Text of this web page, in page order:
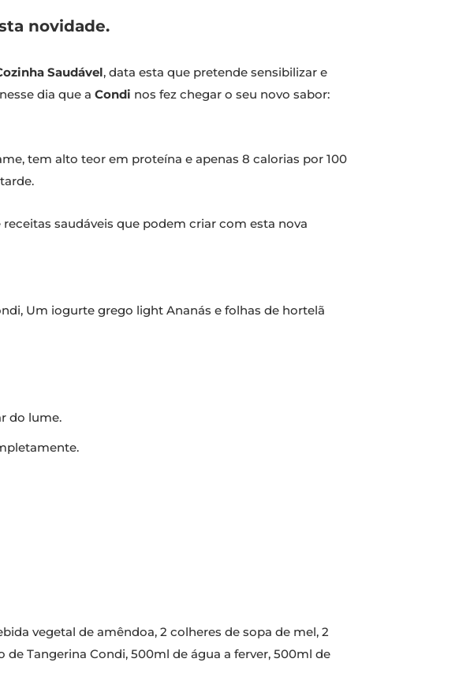
novidade.
Saudável, data esta que pretende sensibilizar e
dia que a Condi nos fez chegar o seu novo sabor:
tem alto teor em proteína e apenas 8 calorias por 100
saudáveis que podem criar com esta nova
Um iogurte grego light Ananás e folhas de hortelã
do lume.
vegetal de amêndoa, 2 colheres de sopa de mel, 2
Tangerina Condi, 500ml de água a ferver, 500ml de